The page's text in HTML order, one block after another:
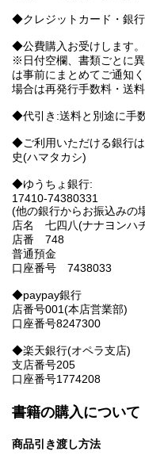
◆クレジットカード・銀
◆公費購入お受けします。
※日付空欄、書類ごとに
は事前にまとめてご通知
場合は再発行手数料・送
◆代引き:送料と別途に手
◆ご利用いただける銀行
史(ハマタカシ)
◆ゆうちょ銀行:
17410-74380331
(他の銀行からお振込みの
店名 七四八(ナナヨンハ
店番 748
普通預金
口座番号 7438033
◆paypay銀行
店番号001(本店営業部)
口座番号8247300
◆楽天銀行(オペラ支店)
支店番号205
口座番号1774208
書籍の購入について
商品引き渡し方法